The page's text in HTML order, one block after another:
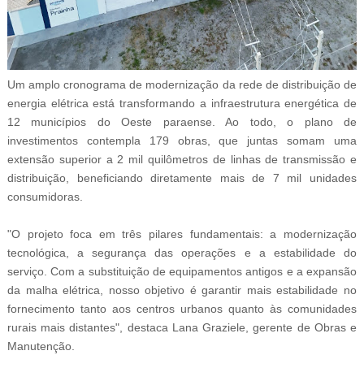
Um amplo cronograma de modernização da rede de distribuição de
energia elétrica está transformando a infraestrutura energética de
12 municípios do Oeste paraense. Ao todo, o plano de
investimentos contempla 179 obras, que juntas somam uma
extensão superior a 2 mil quilômetros de linhas de transmissão e
distribuição, beneficiando diretamente mais de 7 mil unidades
consumidoras.
"O projeto foca em três pilares fundamentais: a modernização
tecnológica, a segurança das operações e a estabilidade do
serviço. Com a substituição de equipamentos antigos e a expansão
da malha elétrica, nosso objetivo é garantir mais estabilidade no
fornecimento tanto aos centros urbanos quanto às comunidades
rurais mais distantes", destaca Lana Graziele, gerente de Obras e
Manutenção.